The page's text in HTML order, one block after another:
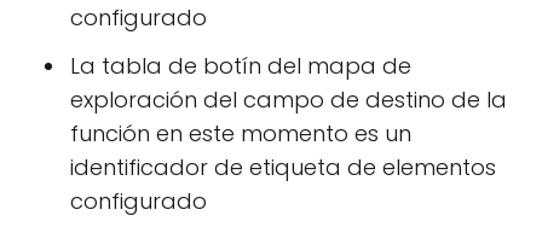
configurado
La tabla de botín del mapa de
exploración del campo de destino de la
función en este momento es un
identificador de etiqueta de elementos
configurado